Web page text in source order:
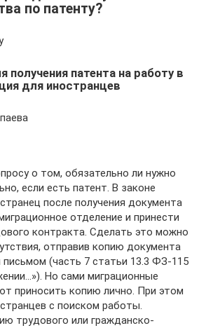
по патенту?
патента на работу в
для иностранцев
о том, обязательно ли нужно
если есть патент. В законе
после получения документа
отделение и принести
контракта. Сделать это можно
отправив копию документа
(часть 7 статьи 13.3 ФЗ-115
Но сами миграционные
приносить копию лично. При этом
с поиском работы.
трудового или гражданско-